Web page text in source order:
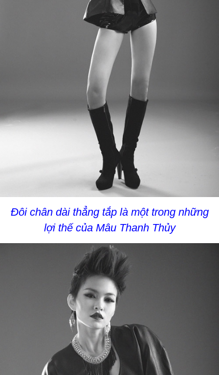
Đôi chân dài thẳng tắp là một trong những
lợi thế của Mâu Thanh Thủy